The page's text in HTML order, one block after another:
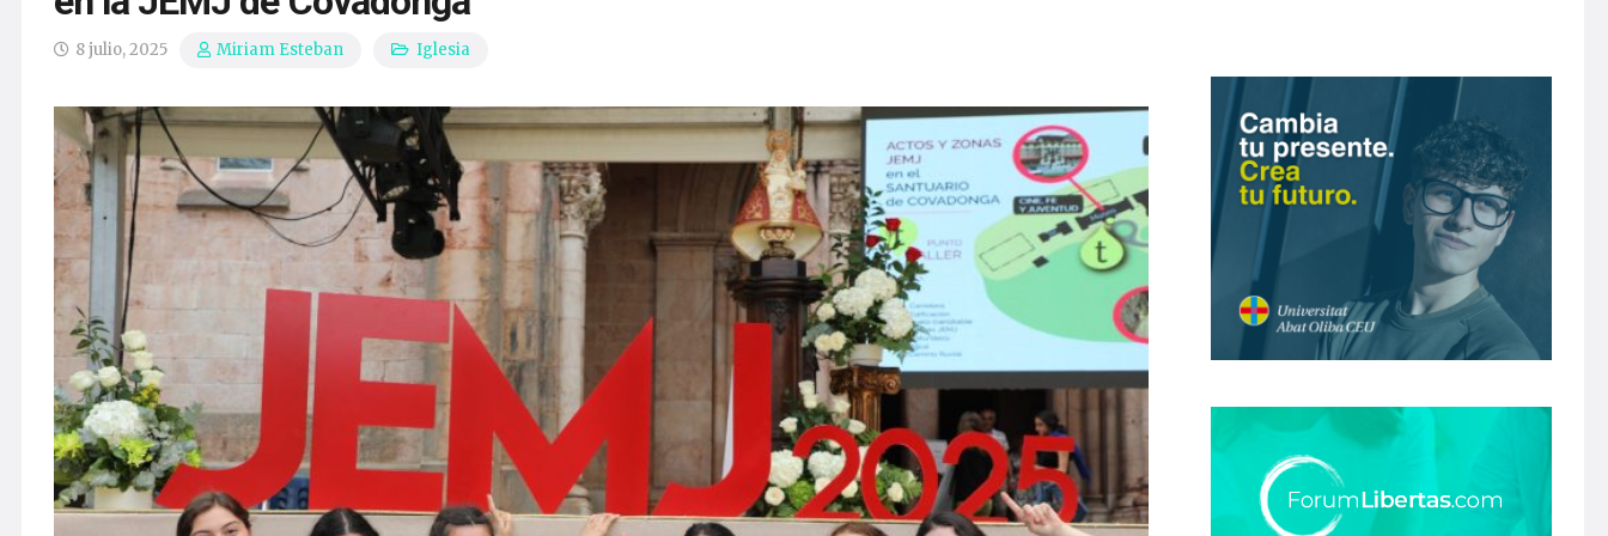
8 julio, 2025 Miriam Esteban Iglesia